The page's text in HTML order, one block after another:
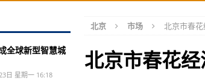
] Fullive.ai亮相2026世界人工智能大会 展示AI健康硬件
北京 市场 北京市春花
北京市春花
全球新型智慧城
日 星期一 16:18